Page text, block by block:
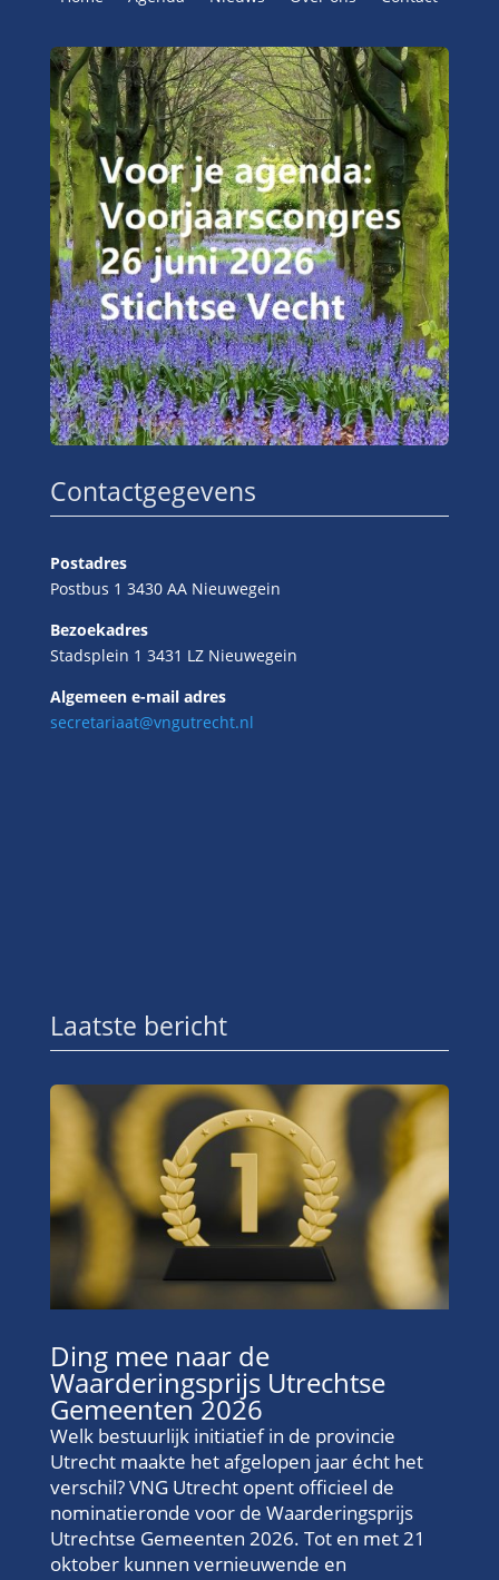
Contactgegevens
Postadres
Postbus 1 3430 AA Nieuwegein
Bezoekadres
Stadsplein 1 3431 LZ Nieuwegein
Algemeen e-mail adres
secretariaat@vngutrecht.nl
Laatste bericht
Ding mee naar de
Waarderingsprijs Utrechtse
Gemeenten 2026
Welk bestuurlijk initiatief in de provincie
Utrecht maakte het afgelopen jaar écht het
verschil? VNG Utrecht opent officieel de
nominatieronde voor de Waarderingsprijs
Utrechtse Gemeenten 2026. Tot en met 21
oktober kunnen vernieuwende en